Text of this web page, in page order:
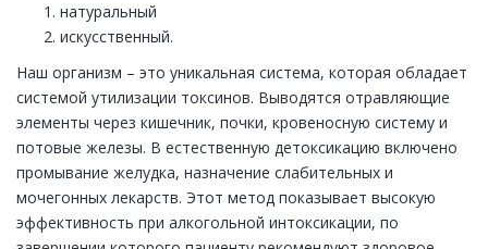
натуральный
искусственный.
Наш организм – это уникальная система, которая обладает
системой утилизации токсинов. Выводятся отравляющие
элементы через кишечник, почки, кровеносную систему и
потовые железы. В естественную детоксикацию включено
промывание желудка, назначение слабительных и
мочегонных лекарств. Этот метод показывает высокую
эффективность при алкогольной интоксикации, по